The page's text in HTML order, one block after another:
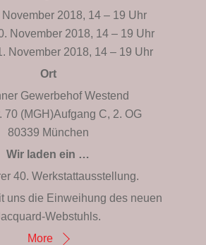
November 2018, 14 – 19 Uhr
November 2018, 14 – 19 Uhr
November 2018, 14 – 19 Uhr
Ort
Gewerbehof Westend
70 (MGH)Aufgang C, 2. OG
80339 München
Wir laden ein …
40. Werkstattausstellung.
uns die Einweihung des neuen
Webstuhls.
More